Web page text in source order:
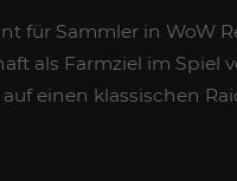
für Sammler in WoW
als Farmziel im Spiel
einen klassischen